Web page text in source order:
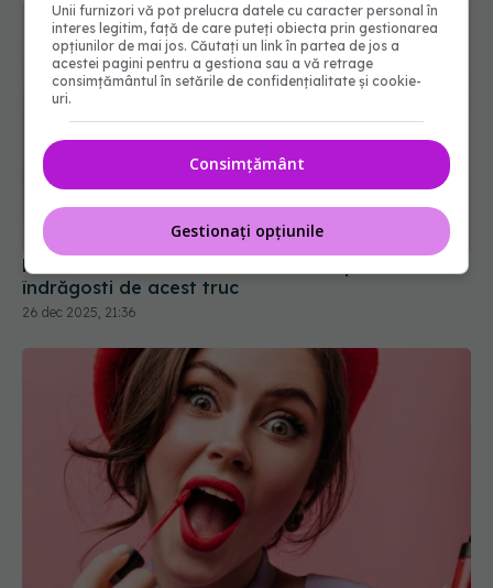
Pune câteva frunze de dafin în dulap. Te vei
îndrăgosti de acest truc
26 dec 2025, 21:36
Unii furnizori vă pot prelucra datele cu caracter personal în
interes legitim, față de care puteți obiecta prin gestionarea
opțiunilor de mai jos. Căutați un link în partea de jos a
acestei pagini pentru a gestiona sau a vă retrage
consimțământul în setările de confidențialitate și cookie-
uri.
Consimțământ
Gestionați opțiunile